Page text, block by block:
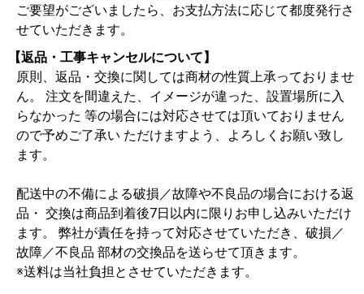
ご要望がございましたら、お支払方法に応じて都度発行さ
せていただきます。
【返品・工事キャンセルについて】
原則、返品・交換に関しては商材の性質上承っておりませ
ん。 注文を間違えた、イメージが違った、設置場所に入
らなかった 等の場合には対応させては頂いておりません
ので予めご了承い ただけますよう、よろしくお願い致し
ます。
配送中の不備による破損／故障や不良品の場合における返
品・ 交換は商品到着後7日以内に限りお申し込みいただけ
ます。 弊社が責任を持って対応させていただき、破損／
故障／不良品 部材の交換品を送らせて頂きます。
※送料は当社負担とさせていただきます。